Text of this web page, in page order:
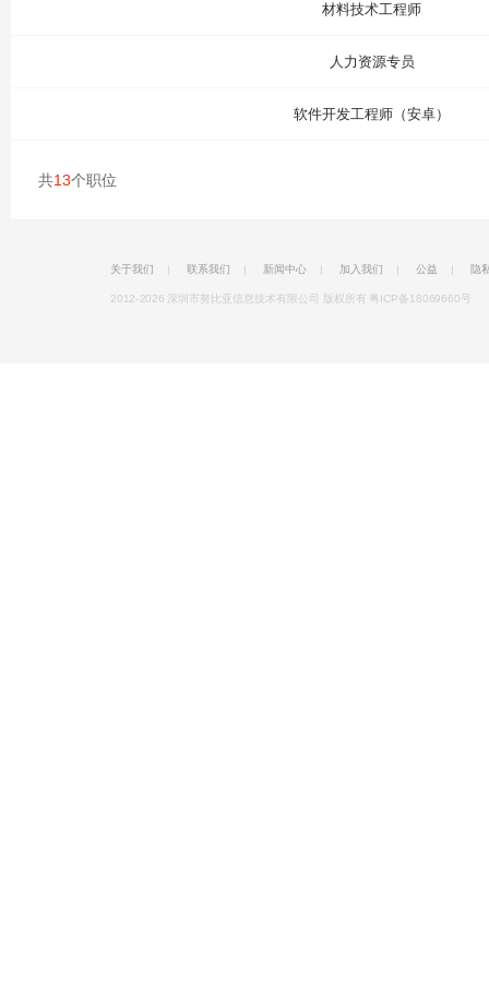
材料技术工程师
人力资源专员
软件开发工程师（安卓）
共13个职位
关于我们 | 联系我们 | 新闻中心 | 加入我们 | 公益 | 隐
2012-2026 深圳市努比亚信息技术有限公司 版权所有 粤ICP备18069660号